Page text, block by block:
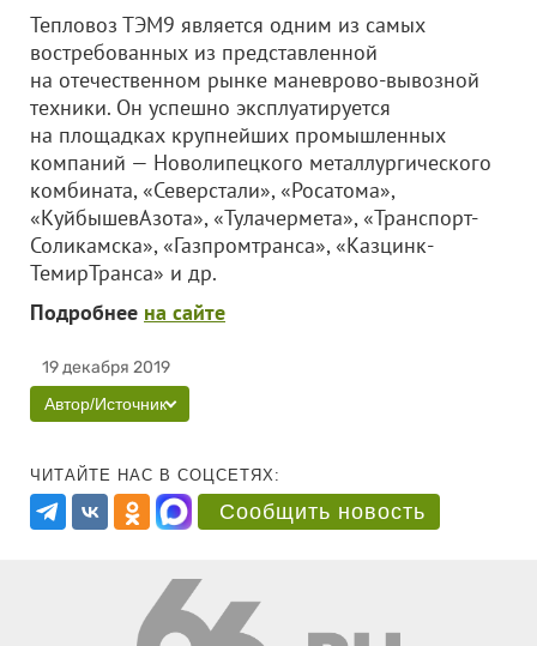
Тепловоз ТЭМ9 является одним из самых
востребованных из представленной
на отечественном рынке маневрово-вывозной
техники. Он успешно эксплуатируется
на площадках крупнейших промышленных
компаний — Новолипецкого металлургического
комбината, «Северстали», «Росатома»,
«КуйбышевАзота», «Тулачермета», «Транспорт-
Соликамска», «Газпромтранса», «Казцинк-
ТемирТранса» и др.
Подробнее на сайте
19 декабря 2019
Автор/Источник
ЧИТАЙТЕ НАС В СОЦСЕТЯХ:
Сообщить новость